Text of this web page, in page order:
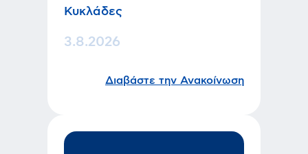
Κυκλάδες
3.8.2026
Διαβάστε την Ανακοίνωση